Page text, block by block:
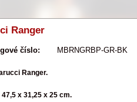
Ranger
číslo: MBRNGRBP-GR-BK
Ranger.
x 31,25 x 25 cm.